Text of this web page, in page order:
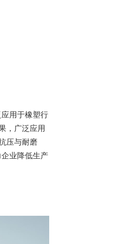
用于橡塑行
，广泛应用
压与耐磨
业降低生产